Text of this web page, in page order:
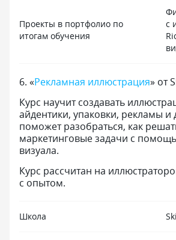
Проекты в портфолио по
итогам обучения
с
6. «Рекламная иллюстрация» от
Курс научит создавать
айдентики, упаковки, рекламы и
поможет разобраться, как
маркетинговые задачи с
визуала.
Курс рассчитан на
с опытом.
Школа